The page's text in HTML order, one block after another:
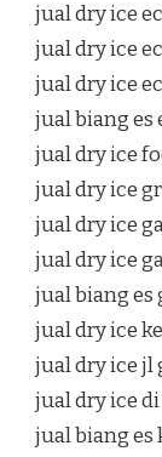
jual dry ice
jual dry ice
jual dry ice
jual biang es
jual dry ice
jual dry ice
jual dry ice
jual dry ice
jual biang es
jual dry ice
jual dry ice jl
jual dry ice
jual biang es